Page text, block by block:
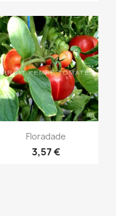
Vorschau
Floradade
3,57 €